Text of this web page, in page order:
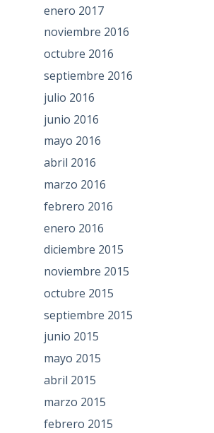
enero 2017
noviembre 2016
octubre 2016
septiembre 2016
julio 2016
junio 2016
mayo 2016
abril 2016
marzo 2016
febrero 2016
enero 2016
diciembre 2015
noviembre 2015
octubre 2015
septiembre 2015
junio 2015
mayo 2015
abril 2015
marzo 2015
febrero 2015